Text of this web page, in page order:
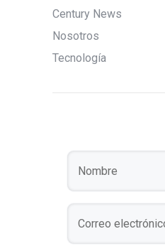
Century News
Nosotros
Tecnología